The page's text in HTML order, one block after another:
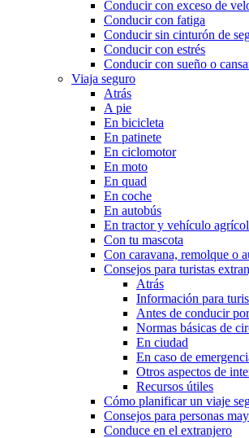
Conducir con exceso de
Conducir con fatiga
Conducir sin cinturón de
Conducir con estrés
Conducir con sueño o
Viaja seguro
Atrás
A pie
En bicicleta
En patinete
En ciclomotor
En moto
En quad
En coche
En autobús
En tractor y vehículo
Con tu mascota
Con caravana, remolque o
Consejos para turistas
Atrás
Información para
Antes de conducir
Normas básicas de
En ciudad
En caso de
Otros aspectos de
Recursos útiles
Cómo planificar un viaje
Consejos para personas
Conduce en el extranjero